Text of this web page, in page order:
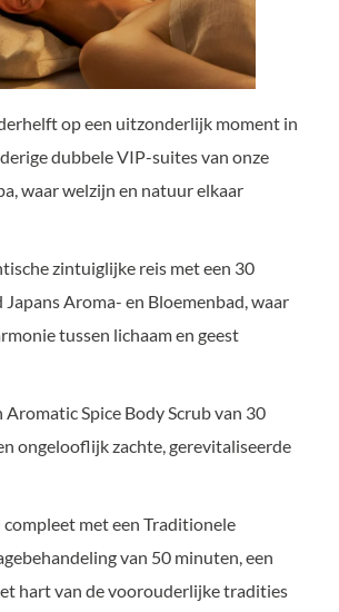
op een uitzonderlijk moment in
dubbele VIP-suites van onze
waar welzijn en natuur elkaar
zintuiglijke reis met een 30
Aroma- en Bloemenbad, waar
tussen lichaam en geest
Aromatic Spice Body Scrub van 30
ongelooflijk zachte, gerevitaliseerde
met een Traditionele
van 50 minuten, een
hart van de voorouderlijke tradities